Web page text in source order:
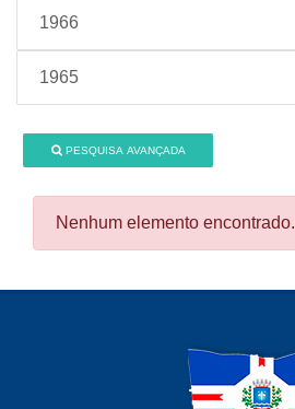
1966
1965
PESQUISA AVANÇADA
Nenhum elemento encontrado.